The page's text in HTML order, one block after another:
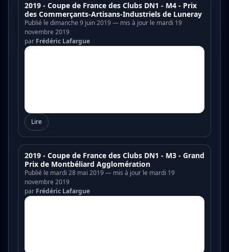
2019 - Coupe de France des Clubs DN1 - M4 - Prix
des Commerçants-Artisans-Industriels de Luneray
Publié le dimanche 9 juin 2019 — mis à jour le mardi 19
novembre 2019
par Frédéric Lafargue
Lire
2019 - Coupe de France des Clubs DN1 - M3 - Grand
Prix de Montbéliard Agglomération
Publié le mardi 28 mai 2019 — mis à jour le mardi 19
novembre 2019
par Frédéric Lafargue